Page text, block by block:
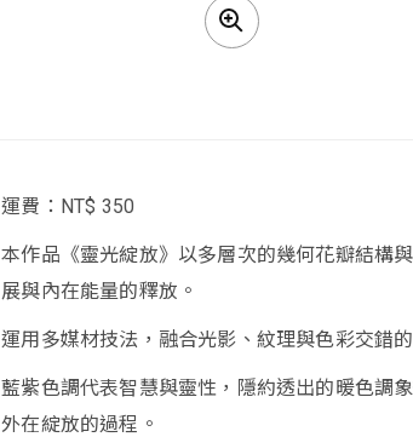
運費：NT$ 350
本作品《靈光綻放》以多層次的幾何花瓣結構
展與內在能量的釋放。
運用多媒材技法，融合光影、紋理與色彩交錯
藍紫色調代表智慧與靈性，隱約透出的暖色調
外在綻放的過程。